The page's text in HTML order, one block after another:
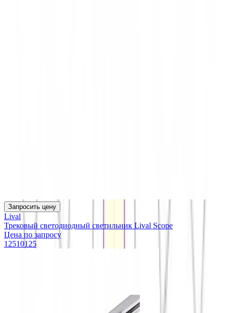
Запросить цену
Lival
Трековый светодиодный светильник Lival Scope
Цена по запросу
12510125